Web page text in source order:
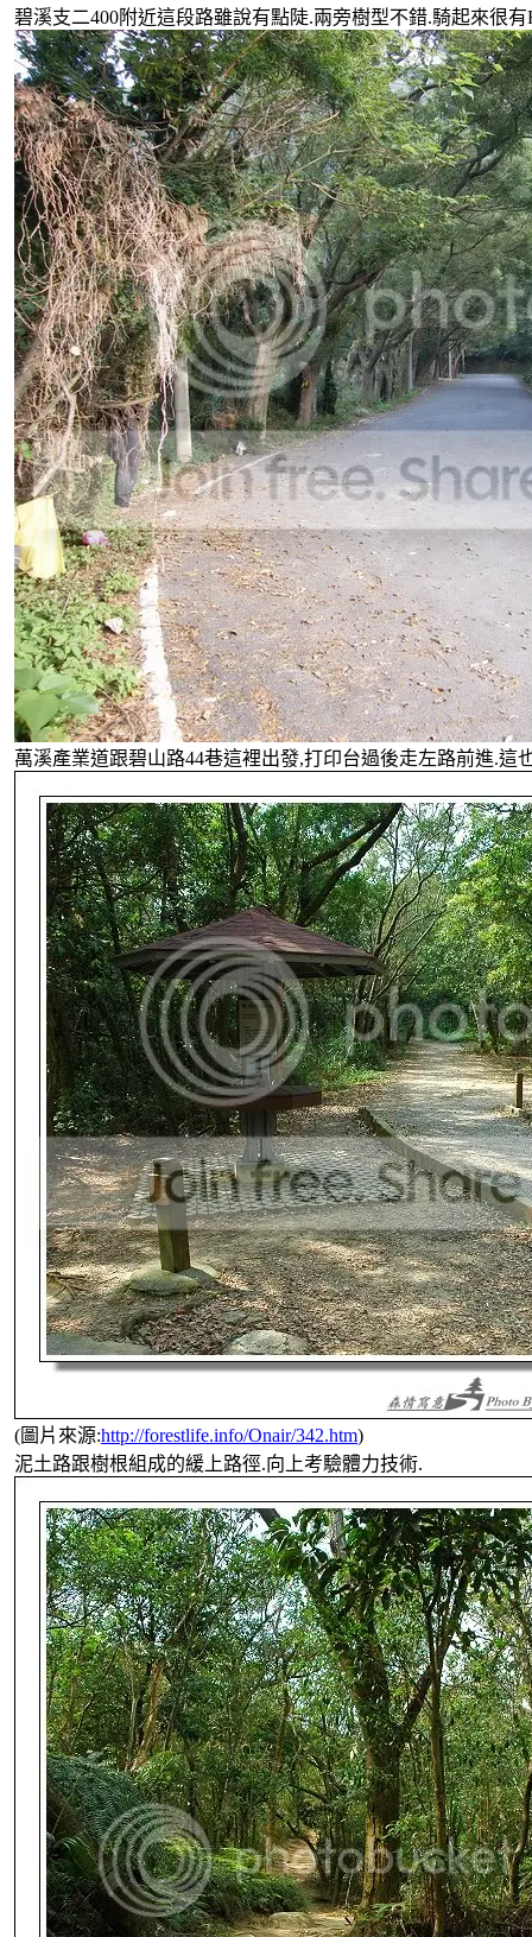
碧溪支二400附近這段路雖說有點陡.兩旁樹型不錯.騎起來很有
萬溪產業道跟碧山路44巷這裡出發,打印台過後走左路前進.這
(圖片來源:http://forestlife.info/Onair/342.htm)
泥土路跟樹根組成的緩上路徑.向上考驗體力技術.